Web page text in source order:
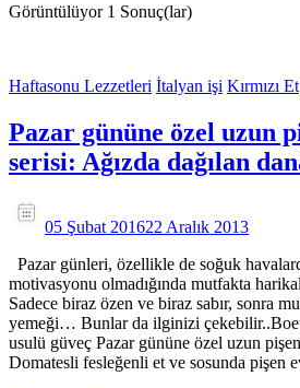
Görüntülüyor 1 Sonuç(lar)
Haftasonu Lezzetleri İtalyan işi Kırmızı Et
Pazar gününe özel uzun
serisi: Ağızda dağılan
05 Şubat 201622 Aralık 2013
Pazar günleri, özellikle de soğuk
motivasyonu olmadığında mutfakta
Sadece biraz özen ve biraz sabır, sonra
yemeği… Bunlar da ilginizi
usulü güveç Pazar gününe özel uzun
Domatesli fesleğenli et ve sosunda pişen